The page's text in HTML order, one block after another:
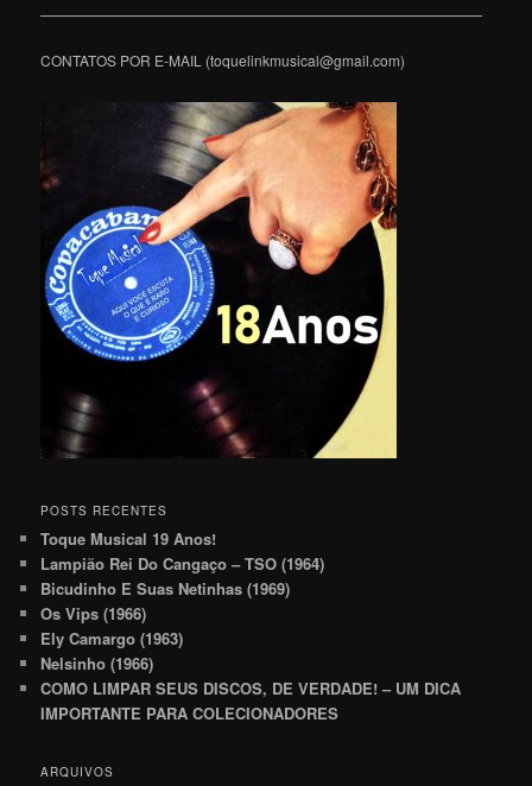
———————————————————————————————
CONTATOS POR E-MAIL (toquelinkmusical@gmail.com)
POSTS RECENTES
Toque Musical 19 Anos!
Lampião Rei Do Cangaço – TSO (1964)
Bicudinho E Suas Netinhas (1969)
Os Vips (1966)
Ely Camargo (1963)
Nelsinho (1966)
COMO LIMPAR SEUS DISCOS, DE VERDADE! – UM DICA
IMPORTANTE PARA COLECIONADORES
ARQUIVOS